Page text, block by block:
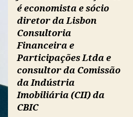
retomada
das
atividades
é economista e sócio
diretor da Lisbon
Consultoria
Financeira e
Participações Ltda e
consultor da Comissão
da Indústria
Imobiliária (CII) da
CBIC